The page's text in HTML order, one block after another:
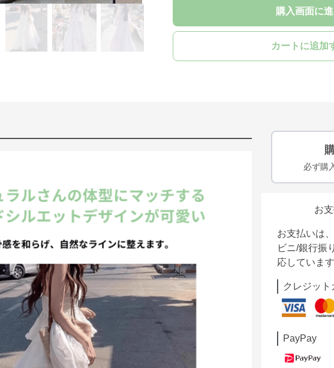
購入画面に
カートに追加
必ず購
お
お支払いは
ビニ/銀行振
応しています
クレジット
PayPay